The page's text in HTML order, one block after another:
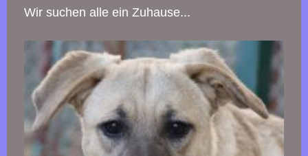
Wir suchen alle ein Zuhause...